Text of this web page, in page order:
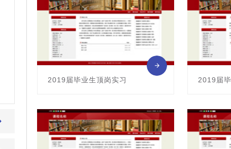
2019届毕业生顶岗实习
主讲教师： 田翠
2019届
主讲教师：